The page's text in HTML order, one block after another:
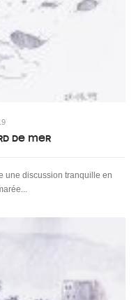
de mer
une discussion tranquille en